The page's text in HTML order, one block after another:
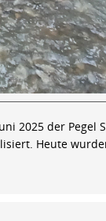
2025 der Pegel
Heute